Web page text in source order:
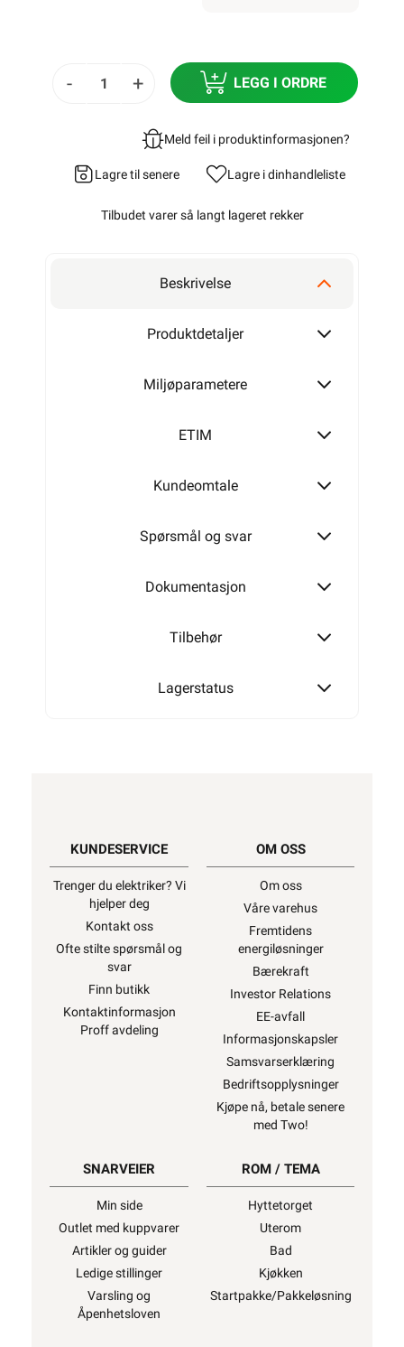
- + LEGG I ORDRE
Meld feil i produktinformasjonen?
Lagre til senere Lagre i dinhandleliste
Tilbudet varer så langt lageret rekker
Beskrivelse
Produktdetaljer
Miljøparametere
ETIM
Kundeomtale
Spørsmål og svar
Dokumentasjon
Tilbehør
Lagerstatus
KUNDESERVICE
Trenger du elektriker? Vi
hjelper deg
Kontakt oss
Ofte stilte spørsmål og
svar
Finn butikk
Kontaktinformasjon
Proff avdeling
OM OSS
Om oss
Våre varehus
Fremtidens
energiløsninger
Bærekraft
Investor Relations
EE-avfall
Informasjonskapsler
Samsvarserklæring
Bedriftsopplysninger
Kjøpe nå, betale senere
med Two!
SNARVEIER
Min side
Outlet med kuppvarer
Artikler og guider
Ledige stillinger
Varsling og
Åpenhetsloven
ROM / TEMA
Hyttetorget
Uterom
Bad
Kjøkken
Startpakke/Pakkeløsning